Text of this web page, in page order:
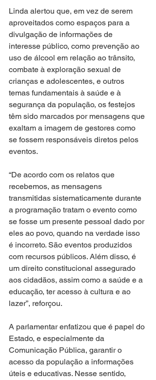
Linda alertou que, em vez de serem
aproveitados como espaços para a
divulgação de informações de
interesse público, como prevenção ao
uso de álcool em relação ao trânsito,
combate à exploração sexual de
crianças e adolescentes, e outros
temas fundamentais à saúde e à
segurança da população, os festejos
têm sido marcados por mensagens que
exaltam a imagem de gestores como
se fossem responsáveis diretos pelos
eventos.
“De acordo com os relatos que
recebemos, as mensagens
transmitidas sistematicamente durante
a programação tratam o evento como
se fosse um presente pessoal dado por
eles ao povo, quando na verdade isso
é incorreto. São eventos produzidos
com recursos públicos. Além disso, é
um direito constitucional assegurado
aos cidadãos, assim como a saúde e a
educação, ter acesso à cultura e ao
lazer”, reforçou.
A parlamentar enfatizou que é papel do
Estado, e especialmente da
Comunicação Pública, garantir o
acesso da população a informações
úteis e educativas. Nesse sentido,